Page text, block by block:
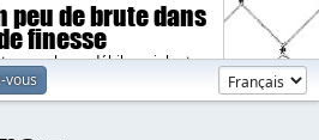
peu de brute dans
finesse
sombres, débiles, violents.
vous